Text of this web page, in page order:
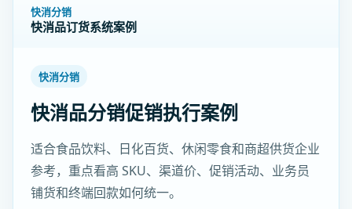
快消分销
快消品订货系统案例
快消分销
快消品分销促销执行案例
适合食品饮料、日化百货、休闲零食和商超供货企业
参考，重点看高 SKU、渠道价、促销活动、业务员
铺货和终端回款如何统一。